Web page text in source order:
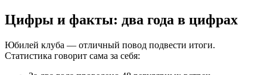
Цифры и факты: два года в цифрах
Юбилей клуба — отличный повод подвести итоги.
Статистика говорит сама за себя: